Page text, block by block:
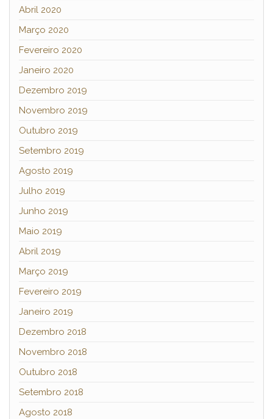
Abril 2020
Março 2020
Fevereiro 2020
Janeiro 2020
Dezembro 2019
Novembro 2019
Outubro 2019
Setembro 2019
Agosto 2019
Julho 2019
Junho 2019
Maio 2019
Abril 2019
Março 2019
Fevereiro 2019
Janeiro 2019
Dezembro 2018
Novembro 2018
Outubro 2018
Setembro 2018
Agosto 2018